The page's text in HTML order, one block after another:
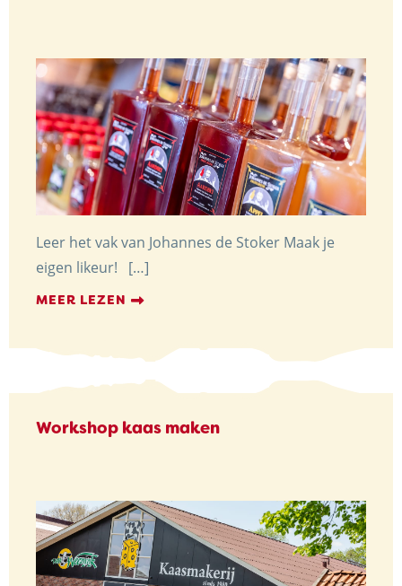
Leer het vak van Johannes de Stoker Maak je
eigen likeur! […]
MEER LEZEN
Workshop kaas maken